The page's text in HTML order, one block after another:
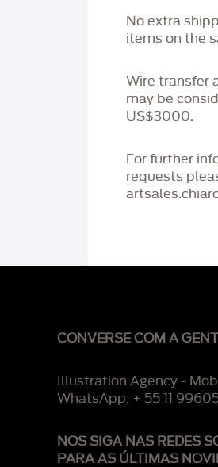
No extra
items on the
Wire transfer
may be
US$3000.
For further
requests
CONVERSE COM A
Illustration Agency -
WhatsApp: + 55 11
NOS SIGA NAS REDES
PARA AS ÚLTIMAS